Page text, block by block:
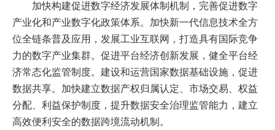
加快构建促进数字经济发展体制机制，完善促进数字
产业化和产业数字化政策体系。加快新一代信息技术全方
位全链条普及应用，发展工业互联网，打造具有国际竞争
力的数字产业集群。促进平台经济创新发展，健全平台经
济常态化监管制度。建设和运营国家数据基础设施，促进
数据共享。加快建立数据产权归属认定、市场交易、权益
分配、利益保护制度，提升数据安全治理监管能力，建立
高效便利安全的数据跨境流动机制。